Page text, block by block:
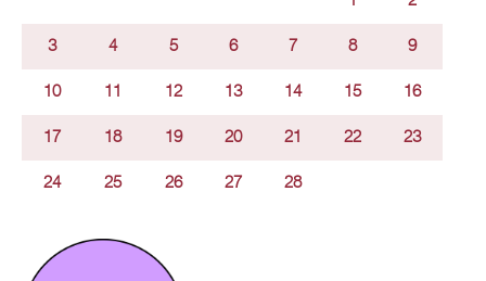
3 4 5 6 7 8 9
10 11 12 13 14 15 16
17 18 19 20 21 22 23
24 25 26 27 28